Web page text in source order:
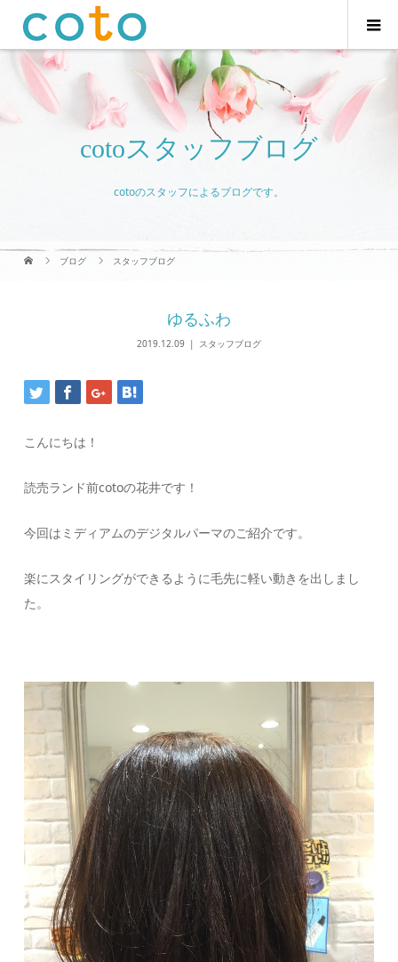
cotoスタッフブログ
cotoのスタッフによるブログです。
ブログ スタッフブログ
ゆるふわ
2019.12.09 スタッフブログ
こんにちは！
読売ランド前cotoの花井です！
今回はミディアムのデジタルパーマのご紹介です。
楽にスタイリングができるように毛先に軽い動きを出しまし
た。